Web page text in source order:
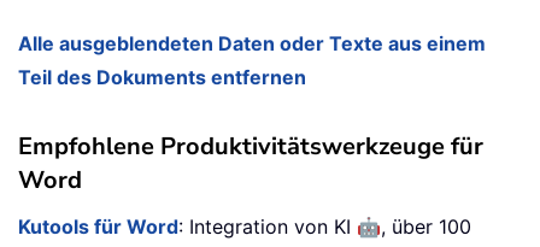
Alle ausgeblendeten Daten oder Texte aus einem
Teil des Dokuments entfernen
Empfohlene Produktivitätswerkzeuge für
Word
Kutools für Word: Integration von KI 🤖, über 100